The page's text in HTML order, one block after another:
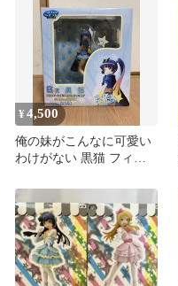
¥4,500
俺の妹がこんなに可愛い
わけがない 黒猫 フィギ